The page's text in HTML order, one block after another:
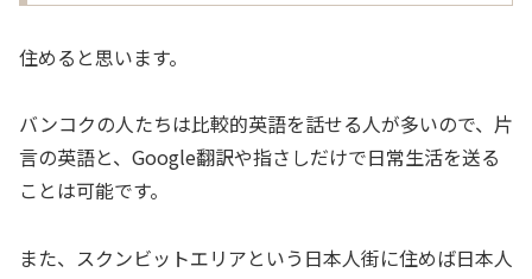
住めると思います。
バンコクの人たちは比較的英語を話せる人が多いので、片
言の英語と、Google翻訳や指さしだけで日常生活を送る
ことは可能です。
また、スクンビットエリアという日本人街に住めば日本人